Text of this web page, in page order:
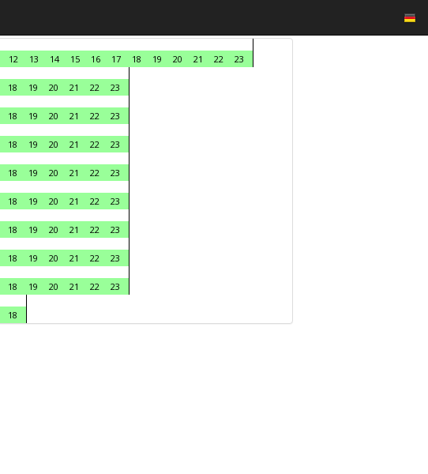
12 13 14 15 16 17 18 19 20 21 22
23
18 19 20 21 22
23
18 19 20 21 22
23
18 19 20 21 22
23
18 19 20 21 22
23
18 19 20 21 22
23
18 19 20 21 22
23
18 19 20 21 22
23
18 19 20 21 22
23
18